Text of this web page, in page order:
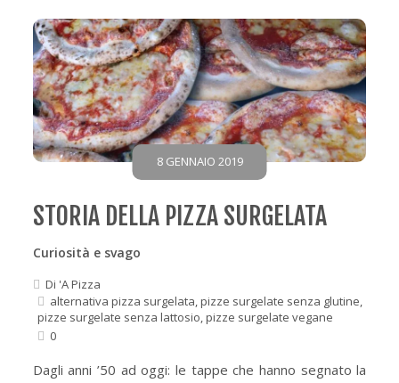
8 GENNAIO 2019
STORIA DELLA PIZZA SURGELATA
Curiosità e svago
Di 'A Pizza
alternativa pizza surgelata,pizze surgelate senza glutine,
pizze surgelate senza lattosio,pizze surgelate vegane
0
Dagli anni ’50 ad oggi: le tappe che hanno segnato la